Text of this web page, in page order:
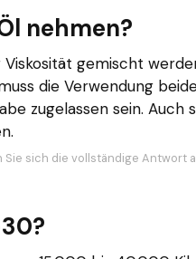
nehmen?
gemischt
die Verwendung
zugelassen sein.
Sie sich die vollständige Antwort